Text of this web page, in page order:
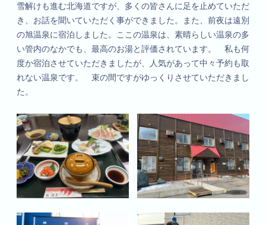
雪解けも進む北海道ですが、多くの皆さんに足を止めていただ
き、お話を聞いていただく事ができました。また、前夜は遠別
の旭温泉に宿泊しました。ここの温泉は、素晴らしい温泉の多
い管内のなかでも、最高のお湯と評価されています。 私も何
度か宿泊させていただきましたが、人気があって中々予約も取
れない温泉です。 束の間ですがゆっくりさせていただきまし
た。